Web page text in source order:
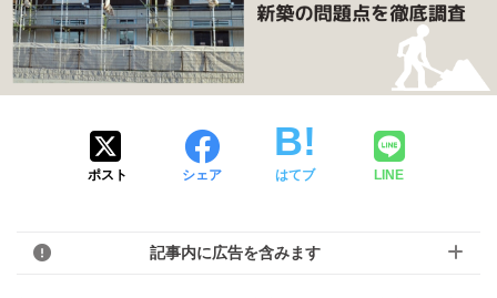
ポスト シェア はてブ LINE
記事内に広告を含みます